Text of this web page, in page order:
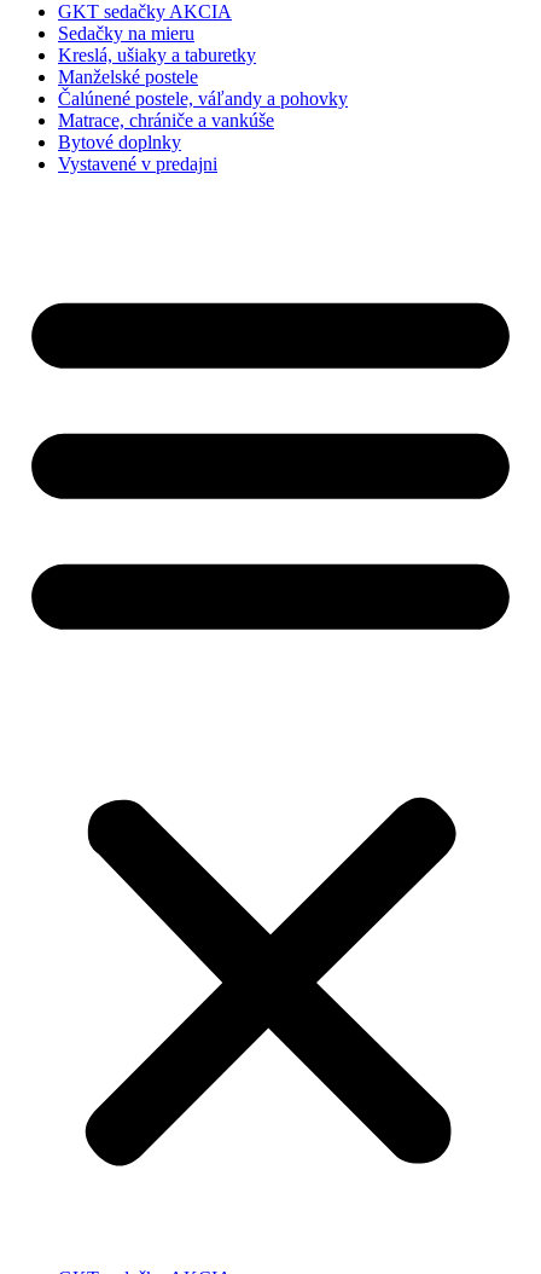
GKT sedačky AKCIA
Sedačky na mieru
Kreslá, ušiaky a taburetky
Manželské postele
Čalúnené postele, váľandy a pohovky
Matrace, chrániče a vankúše
Bytové doplnky
Vystavené v predajni